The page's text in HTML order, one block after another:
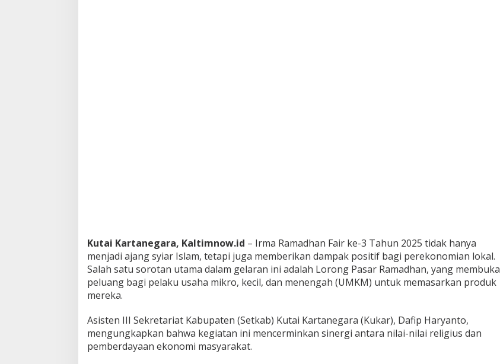
Kutai Kartanegara, Kaltimnow.id – Irma Ramadhan Fair ke-3 Tahun 2025 tidak hanya
menjadi ajang syiar Islam, tetapi juga memberikan dampak positif bagi perekonomian lokal.
Salah satu sorotan utama dalam gelaran ini adalah Lorong Pasar Ramadhan, yang membuka
peluang bagi pelaku usaha mikro, kecil, dan menengah (UMKM) untuk memasarkan produk
mereka.
Asisten III Sekretariat Kabupaten (Setkab) Kutai Kartanegara (Kukar), Dafip Haryanto,
mengungkapkan bahwa kegiatan ini mencerminkan sinergi antara nilai-nilai religius dan
pemberdayaan ekonomi masyarakat.